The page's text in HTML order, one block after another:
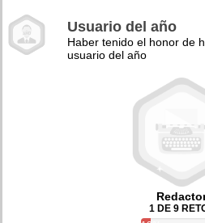
Usuario del año
Haber tenido el honor de
usuario del año
1 DE 9